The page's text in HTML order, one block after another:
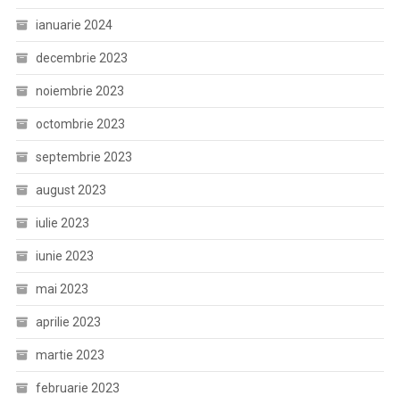
ianuarie 2024
decembrie 2023
noiembrie 2023
octombrie 2023
septembrie 2023
august 2023
iulie 2023
iunie 2023
mai 2023
aprilie 2023
martie 2023
februarie 2023